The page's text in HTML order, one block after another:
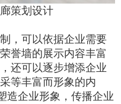
策划设计
，可以依据企业需要
誉墙的展示内容丰富
还可以逐步增添企业
等丰富而形象的内
造企业形象，传播企业